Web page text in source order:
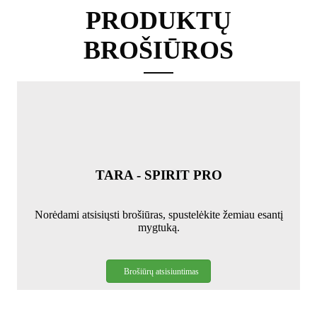
PRODUKTŲ
BROŠIŪROS
TARA - SPIRIT PRO
Norėdami atsisiųsti brošiūras, spustelėkite žemiau esantį
mygtuką.
Brošiūrų atsisiuntimas